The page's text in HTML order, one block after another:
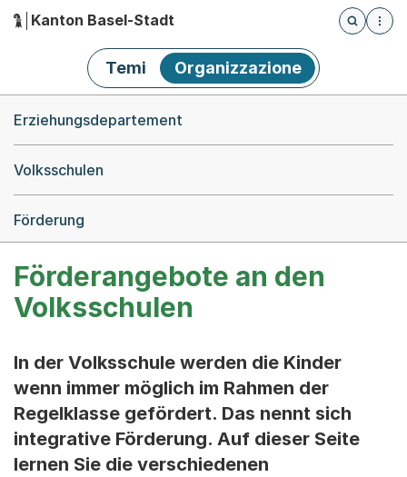
Hauptnavigation
Kanton Basel-Stadt
Öffnet
Temi Organizzazione
Erziehungsdepartement
Volksschulen
Förderung
Förderangebote an den
Volksschulen
In der Volksschule werden die Kinder
wenn immer möglich im Rahmen der
Regelklasse gefördert. Das nennt sich
integrative Förderung. Auf dieser Seite
lernen Sie die verschiedenen